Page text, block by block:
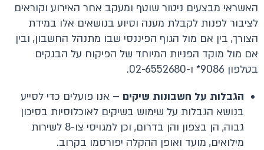
האשראי מבצעים ניטור שוטף ומעקב אחר האירוע וקוראים
לציבור לפנות לקבלת מענה וסיוע בנושאים אלו במידת
הצורך, בין אם מול הגוף הפיננסי שבו מתנהל החשבון, ובין
אם מול מוקד הפניות המיוחד של הפיקוח על הבנקים
בטלפון 9086* ו-02-6552680.
הגבלות על חשבונות שיקים – אנו פועלים כדי לסייע
בנושא הגבלות על שימוש בשיקים לאוכלוסיות בסיכון
גבוה, הן בצפון והן בדרום, וכן למגויסי צו-8 לשירות
מילואים, מועד ואופן ההקלה יפורסמו בקרוב.